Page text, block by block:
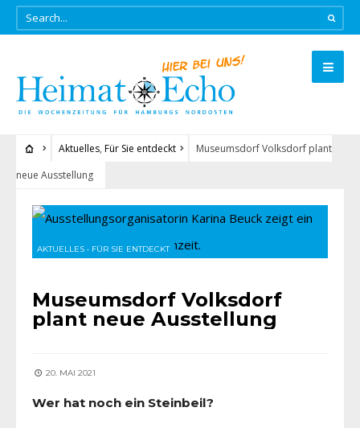
Aktuelles, Für Sie entdeckt
Museumsdorf Volksdorf plant
neue Ausstellung
AKTUELLES • FÜR SIE ENTDECKT
Museumsdorf Volksdorf
plant neue Ausstellung
20. MAI 2021
Wer hat noch ein Steinbeil?